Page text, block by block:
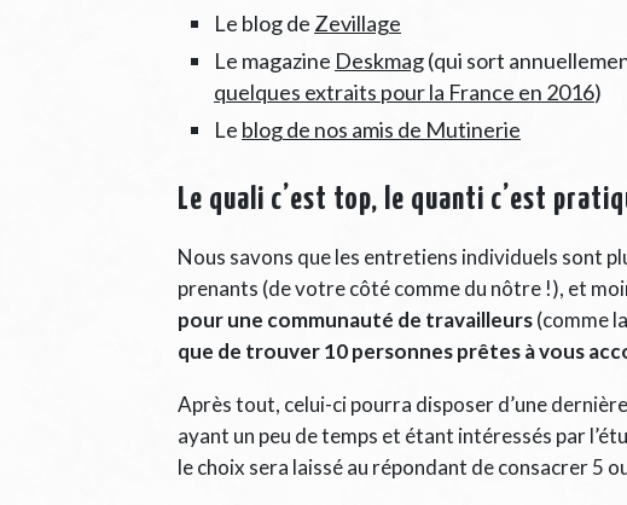
Le blog de Zevillage
Le magazine Deskmag(qui sort
quelques extraits pour la France en 2016)
Le blog de nos amis de Mutinerie
Le quali c’est top, le quanti c’est
Nous savons que les entretiens individuels sont
prenants (de votre côté comme du nôtre !), et
pour une communauté de travailleurs(comme
que de trouver 10 personnes prêtes à vous
Après tout, celui-ci pourra disposer d’une
ayant un peu de temps et étant intéressés par
le choix sera laissé au répondant de consacrer 5